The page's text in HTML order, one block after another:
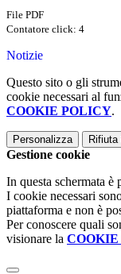
File PDF
Contatore click: 4
Notizie
Questo sito o gli
cookie necessari al
COOKIE POLICY.
Personalizza Rifiuta
Gestione cookie
In questa schermata è
I cookie necessari
piattaforma e non è
Per conoscere quali
visionare la